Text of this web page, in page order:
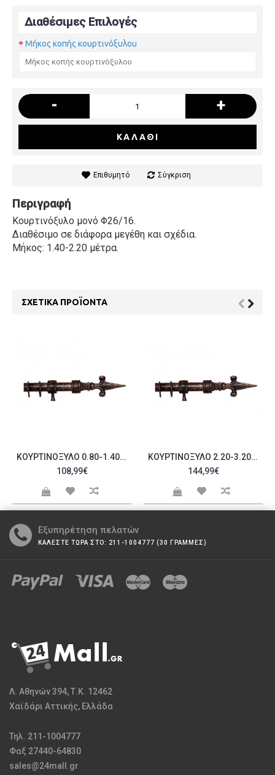
Διαθέσιμες Επιλογές
Μήκος κοπής κουρτινόξυλου
- +
ΚΑΛΆΘΙ
Επιθυμητό Σύγκριση
Περιγραφή
Κουρτινόξυλο μονό Φ26/16.
Διαθέσιμο σε διάφορα μεγέθη και σχέδια.
Μήκος: 1.40-2.20 μέτρα.
ΣΧΕΤΙΚΆ ΠΡΟΪΌΝΤΑ
ΚΟΥΡΤΙΝΌΞΥΛΟ 0.80-1.40M ΜΟΝΌ C22432
108,99€
ΚΟΥΡΤΙΝΌΞΥΛΟ 2.20-3.20M ΜΟΝΌ C22434
144,99€
Εξυπηρέτηση πελατών
ΚΑΛΕΣΤΕ ΤΩΡΑ ΣΤΟ: 211-1004777 (30 ΓΡΑΜΜΕΣ)
Λ. Αθηνών 394, Τ.Κ. 12462
Χαϊδάρι Αττικής, Ελλάδα
Τηλ. 211-1004777
Φαξ 27440-64830
sales@24mall.gr